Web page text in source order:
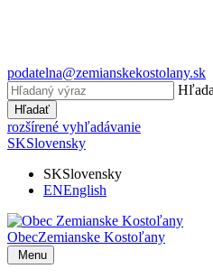
podatelna@zemianskekostolany.sk
Hľadať
rozšírené vyhľadávanie
SKSlovensky
SKSlovensky
ENEnglish
ObecZemianske Kostoľany
Menu